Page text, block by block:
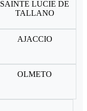
SAINTE LUCIE DE
TALLANO
AJACCIO
OLMETO